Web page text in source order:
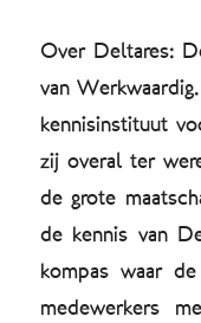
Over Deltares:
van
kennisinstituut
zij overal ter
de grote
de kennis van
kompas waar
medewerkers